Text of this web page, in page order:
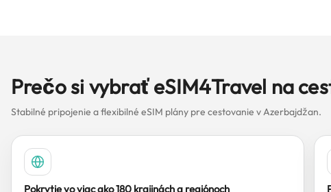
Prečo si vybrať eSIM4Travel na
Stabilné pripojenie a flexibilné eSIM plány pre cestovanie v Azerbajdžan.
Pokrytie vo viac ako 180 krajinách a regiónoch